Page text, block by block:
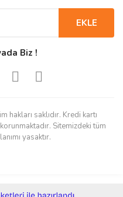
EKLE
Biz !
saklıdır. Kredi kartı
Sitemizdeki tüm
yasaktır.